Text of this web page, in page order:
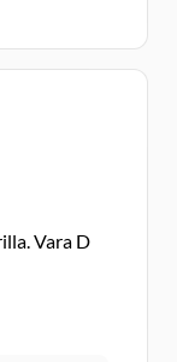
Vara D